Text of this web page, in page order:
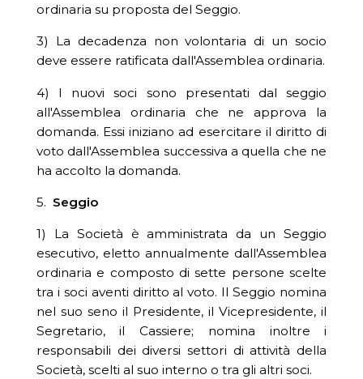
ordinaria su proposta del Seggio.
3) La decadenza non volontaria di un socio
deve essere ratificata dall'Assemblea ordinaria.
4) I nuovi soci sono presentati dal seggio
all'Assemblea ordinaria che ne approva la
domanda. Essi iniziano ad esercitare il diritto di
voto dall'Assemblea successiva a quella che ne
ha accolto la domanda.
5. Seggio
1) La Società è amministrata da un Seggio
esecutivo, eletto annualmente dall'Assemblea
ordinaria e composto di sette persone scelte
tra i soci aventi diritto al voto. Il Seggio nomina
nel suo seno il Presidente, il Vicepresidente, il
Segretario, il Cassiere; nomina inoltre i
responsabili dei diversi settori di attività della
Società, scelti al suo interno o tra gli altri soci.